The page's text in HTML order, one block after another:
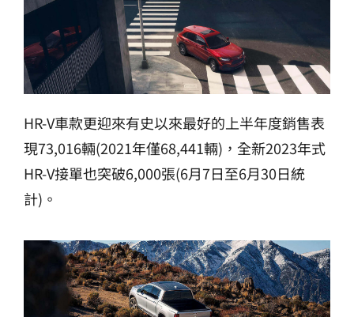
HR-V車款更迎來有史以來最好的上半年度銷售表
現73,016輛(2021年僅68,441輛)，全新2023年式
HR-V接單也突破6,000張(6月7日至6月30日統
計)。